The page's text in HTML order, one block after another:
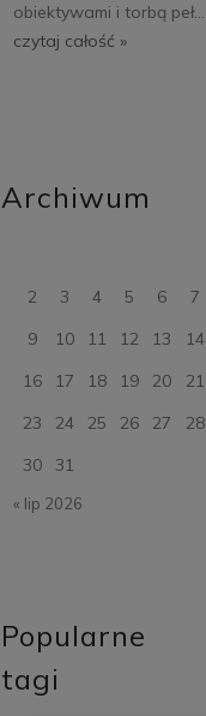
obiektywami i torbą peł...
czytaj całość »
Archiwum
2
3 4 5 6 7
9
10 11 12 13 14
16
17 18 19 20 21
23
24 25 26 27 28
30
31
« lip 2026
Popularne
tagi